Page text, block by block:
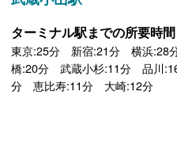
ターミナル駅までの所要時間
東京:25分 新宿:21分 横浜
橋:20分 武蔵小杉:11分 品川
分 恵比寿:11分 大崎:12分